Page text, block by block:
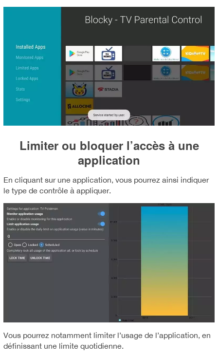
Limiter ou bloquer l’accès à une
application
En cliquant sur une application, vous pourrez ainsi indiquer
le type de contrôle à appliquer.
Vous pourrez notamment limiter l’usage de l’application, en
définissant une limite quotidienne.